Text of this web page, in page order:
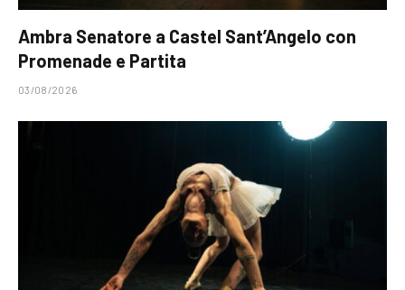
Ambra Senatore a Castel Sant’Angelo con
Promenade e Partita
03/08/2026